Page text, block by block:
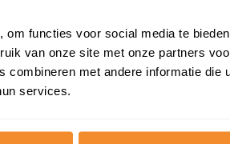
functies voor social media te
van onze site met onze partners
met andere informatie die
services.
Verkoopdatum
30 juni 2026
09 april 2026